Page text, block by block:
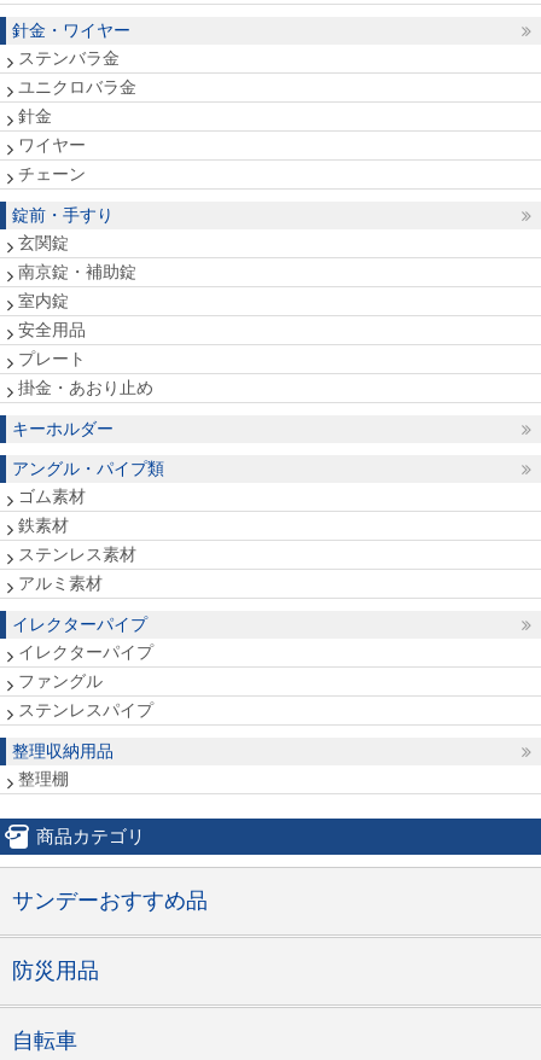
針金・ワイヤー
ステンバラ金
ユニクロバラ金
針金
ワイヤー
チェーン
錠前・手すり
玄関錠
南京錠・補助錠
室内錠
安全用品
プレート
掛金・あおり止め
キーホルダー
アングル・パイプ類
ゴム素材
鉄素材
ステンレス素材
アルミ素材
イレクターパイプ
イレクターパイプ
ファングル
ステンレスパイプ
整理収納用品
整理棚
商品カテゴリ
サンデーおすすめ品
防災用品
自転車